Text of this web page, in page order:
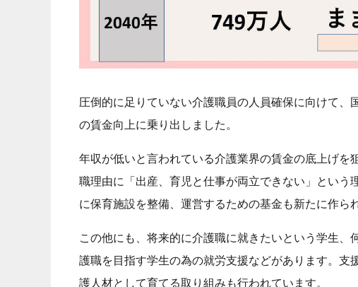
圧倒的に足りていない介護職員の人員確保に向けて
の賃金向上に乗り出しました。
年収が低いと言われている介護業界の賃金の底上げ
職理由に「出産、育児と仕事が両立できない」とい
に保育施設を整備、運営するための基金も新たに作ら
この他にも、将来的に介護職に就きたいという学生
護職を目指す学生の為の就労支援などがあります。
護人材として育てる取り組みも行われています。